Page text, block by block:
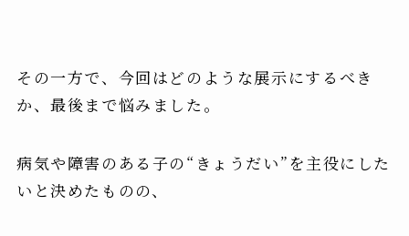
その一方で、今回はどのような展示にするべき
か、最後まで悩みました。
病気や障害のある子の“きょうだい”を主役にした
いと決めたものの、